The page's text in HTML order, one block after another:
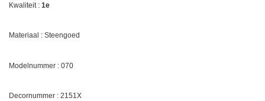
Kwaliteit : 1e
Materiaal : Steengoed
Modelnummer : 070
Decornummer : 2151X